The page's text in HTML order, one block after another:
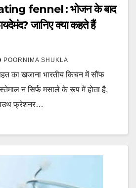
fennel : भोजन के बाद
जानिए क्या कहते हैं
POORNIMA SHUKLA
का खजाना भारतीय किचन में सौंफ
न सिर्फ मसाले के रूप में होता है,
फ्रेशनर…